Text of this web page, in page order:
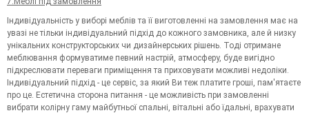
Індивідуальність у виборі меблів та її виготовленні на замовлення має на
увазі не тільки індивідуальний підхід до кожного замовника, але й низку
унікальних конструкторських чи дизайнерських рішень. Тоді отримане
меблювання формуватиме певний настрій, атмосферу, буде вигідно
підкреслювати переваги приміщення та приховувати можливі недоліки.
Індивідуальний підхід - це сервіс, за який Ви теж платите гроші, пам'ятаєте
про це. Естетична сторона питання - це можливість при замовленні
вибрати колірну гаму майбутньої спальні, вітальні або їдальні, врахувати